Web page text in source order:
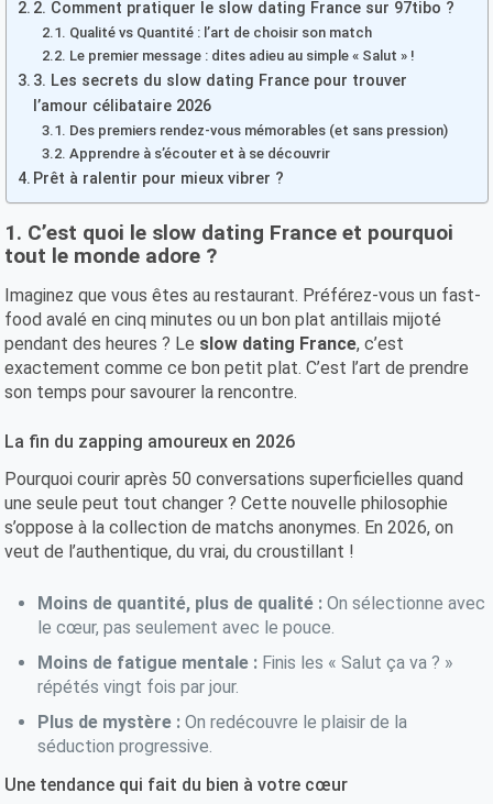
2. Comment pratiquer le slow dating France sur 97tibo ?
Qualité vs Quantité : l’art de choisir son match
Le premier message : dites adieu au simple « Salut » !
3. Les secrets du slow dating France pour trouver
l’amour célibataire 2026
Des premiers rendez-vous mémorables (et sans pression)
Apprendre à s’écouter et à se découvrir
Prêt à ralentir pour mieux vibrer ?
1. C’est quoi le slow dating France et pourquoi
tout le monde adore ?
Imaginez que vous êtes au restaurant. Préférez-vous un fast-
food avalé en cinq minutes ou un bon plat antillais mijoté
pendant des heures ? Le slow dating France, c’est
exactement comme ce bon petit plat. C’est l’art de prendre
son temps pour savourer la rencontre.
La fin du zapping amoureux en 2026
Pourquoi courir après 50 conversations superficielles quand
une seule peut tout changer ? Cette nouvelle philosophie
s’oppose à la collection de matchs anonymes. En 2026, on
veut de l’authentique, du vrai, du croustillant !
Moins de quantité, plus de qualité : On sélectionne avec
le cœur, pas seulement avec le pouce.
Moins de fatigue mentale : Finis les « Salut ça va ? »
répétés vingt fois par jour.
Plus de mystère : On redécouvre le plaisir de la
séduction progressive.
Une tendance qui fait du bien à votre cœur